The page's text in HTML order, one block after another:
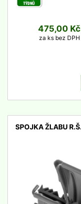
475,00 Kč
za ks bez DPH
SPOJKA ŽLABU